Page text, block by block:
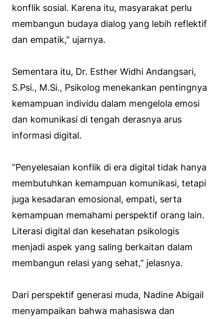
konflik sosial. Karena itu, masyarakat perlu
membangun budaya dialog yang lebih reflektif
dan empatik,” ujarnya.
Sementara itu, Dr. Esther Widhi Andangsari,
S.Psi., M.Si., Psikolog menekankan pentingnya
kemampuan individu dalam mengelola emosi
dan komunikasi di tengah derasnya arus
informasi digital.
“Penyelesaian konflik di era digital tidak hanya
membutuhkan kemampuan komunikasi, tetapi
juga kesadaran emosional, empati, serta
kemampuan memahami perspektif orang lain.
Literasi digital dan kesehatan psikologis
menjadi aspek yang saling berkaitan dalam
membangun relasi yang sehat,” jelasnya.
Dari perspektif generasi muda, Nadine Abigail
menyampaikan bahwa mahasiswa dan